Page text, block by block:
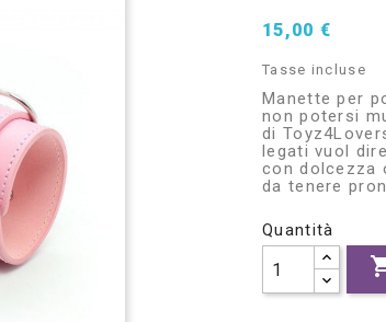
15,00 €
Tasse incluse
Manette per
non potersi
di
legati vuol
con dolcezza
da tenere
Quantità